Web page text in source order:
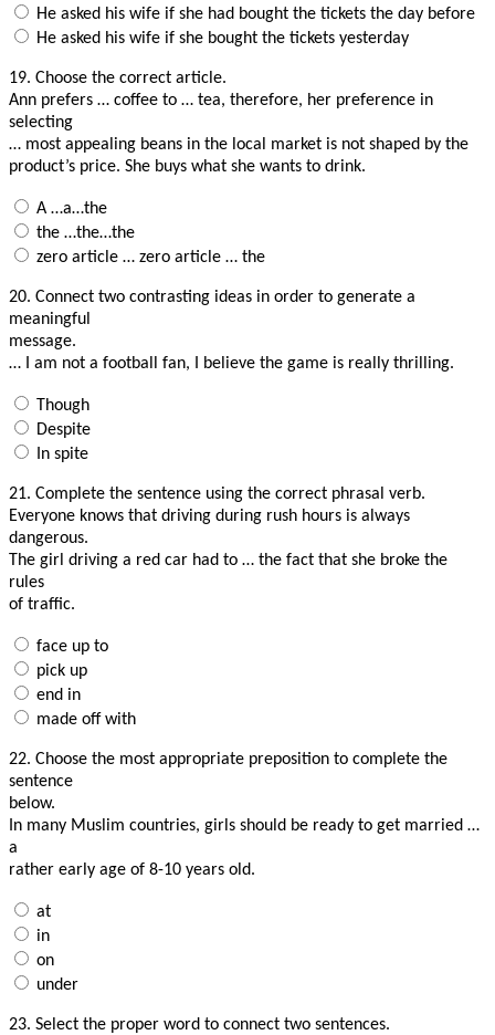
He asked his wife if she had bought the tickets the day before
He asked his wife if she bought the tickets yesterday
19. Choose the correct article.
Ann prefers … coffee to … tea, therefore, her preference in
selecting
… most appealing beans in the local market is not shaped by the
product’s price. She buys what she wants to drink.
A …a…the
the …the…the
zero article … zero article … the
20. Connect two contrasting ideas in order to generate a
meaningful
message.
… I am not a football fan, I believe the game is really thrilling.
Though
Despite
In spite
21. Complete the sentence using the correct phrasal verb.
Everyone knows that driving during rush hours is always
dangerous.
The girl driving a red car had to … the fact that she broke the
rules
of traffic.
face up to
pick up
end in
made off with
22. Choose the most appropriate preposition to complete the
sentence
below.
In many Muslim countries, girls should be ready to get married …
a
rather early age of 8-10 years old.
at
in
on
under
23. Select the proper word to connect two sentences.